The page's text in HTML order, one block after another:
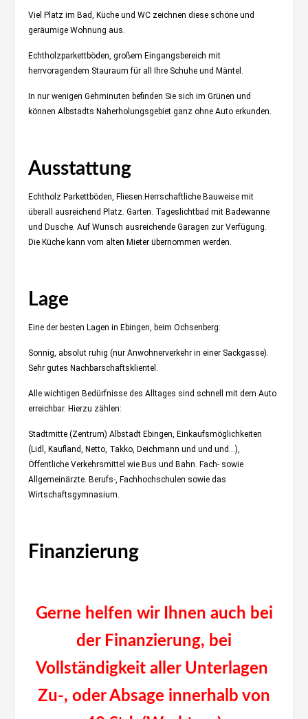
Viel Platz im Bad, Küche und WC zeichnen diese schöne und
geräumige Wohnung aus.
Echtholzparkettböden, großem Eingangsbereich mit
herrvoragendem Stauraum für all Ihre Schuhe und Mäntel.
In nur wenigen Gehminuten befinden Sie sich im Grünen und
können Albstadts Naherholungsgebiet ganz ohne Auto erkunden.
Ausstattung
Echtholz Parkettböden, Fliesen.Herrschaftliche Bauweise mit
überall ausreichend Platz. Garten. Tageslichtbad mit Badewanne
und Dusche. Auf Wunsch ausreichende Garagen zur Verfügung.
Die Küche kann vom alten Mieter übernommen werden.
Lage
Eine der besten Lagen in Ebingen, beim Ochsenberg:
Sonnig, absolut ruhig (nur Anwohnerverkehr in einer Sackgasse).
Sehr gutes Nachbarschaftsklientel.
Alle wichtigen Bedürfnisse des Alltages sind schnell mit dem Auto
erreichbar. Hierzu zählen:
Stadtmitte (Zentrum) Albstadt Ebingen, Einkaufsmöglichkeiten
(Lidl, Kaufland, Netto, Takko, Deichmann und und und…),
Öffentliche Verkehrsmittel wie Bus und Bahn. Fach- sowie
Allgemeinärzte. Berufs-, Fachhochschulen sowie das
Wirtschaftsgymnasium.
Finanzierung
Gerne helfen wir Ihnen auch bei
der Finanzierung, bei
Vollständigkeit aller Unterlagen
Zu-, oder Absage innerhalb von